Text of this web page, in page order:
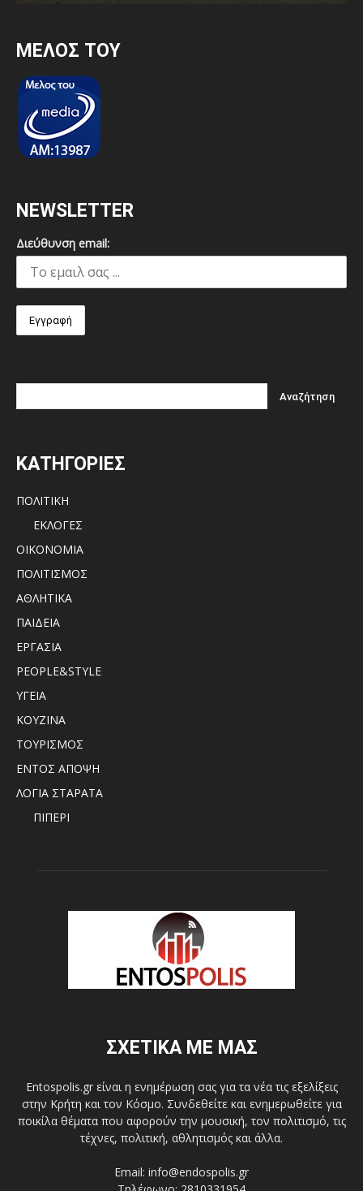
MEΛΟΣ ΤΟΥ
NEWSLETTER
Διεύθυνση email:
ΚΑΤΗΓΟΡΙΕΣ
ΠΟΛΙΤΙΚΗ
ΕΚΛΟΓΕΣ
ΟΙΚΟΝΟΜΙΑ
ΠΟΛΙΤΙΣΜΟΣ
ΑΘΛΗΤΙΚΑ
ΠΑΙΔΕΙΑ
ΕΡΓΑΣΙΑ
PEOPLE&STYLE
ΥΓΕΙΑ
ΚΟΥΖΙΝΑ
ΤΟΥΡΙΣΜΟΣ
ΕΝΤΟΣ ΑΠΟΨΗ
ΛΟΓΙΑ ΣΤΑΡΑΤΑ
ΠΙΠΕΡΙ
ΣΧΕΤΙΚΑ ΜΕ ΜΑΣ
Entospolis.gr είναι η ενημέρωση σας για τα νέα τις εξελίξεις
στην Κρήτη και τον Κόσμο. Συνδεθείτε και ενημερωθείτε για
ποικίλα θέματα που αφορούν την μουσική, τον πολιτισμό, τις
τέχνες, πολιτική, αθλητισμός και άλλα.
Email: info@endospolis.gr